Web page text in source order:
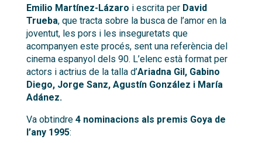
Emilio Martínez-Lázaro i escrita perDavid
Trueba, que tracta sobre la busca de l’amor en la
joventut, les pors i les inseguretats que
acompanyen este procés, sent una referència del
cinema espanyol dels 90. L’elenc està format per
actors i actrius de la talla d’Ariadna Gil, Gabino
Diego, Jorge Sanz, Agustín González i María
Adánez.
Va obtindre 4 nominacions als premis Goya de
l’any 1995: